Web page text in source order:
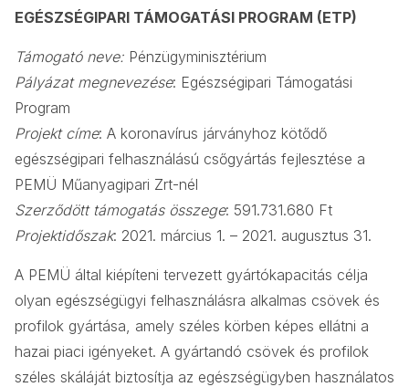
EGÉSZSÉGIPARI TÁMOGATÁSI PROGRAM (ETP)
Támogató neve: Pénzügyminisztérium
Pályázat megnevezése: Egészségipari Támogatási
Program
Projekt címe: A koronavírus járványhoz kötődő
egészségipari felhasználású csőgyártás fejlesztése a
PEMÜ Műanyagipari Zrt-nél
Szerződött támogatás összege: 591.731.680 Ft
Projektidőszak: 2021. március 1. – 2021. augusztus 31.
A PEMÜ által kiépíteni tervezett gyártókapacitás célja
olyan egészségügyi felhasználásra alkalmas csövek és
profilok gyártása, amely széles körben képes ellátni a
hazai piaci igényeket. A gyártandó csövek és profilok
széles skáláját biztosítja az egészségügyben használatos